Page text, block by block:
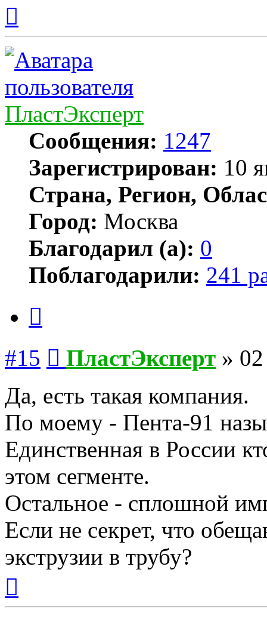
началу
ПластЭксперт
Сообщения: 1247
Зарегистрирован: 10
Страна, Регион,
Город: Москва
Благодарил (а): 0
Поблагодарили: 241
#15 ПластЭксперт »
Да, есть такая компания.
По моему - Пента-91
Единственная в России
этом сегменте.
Остальное - сплошной
Если не секрет, что
экструзии в трубу?
началу